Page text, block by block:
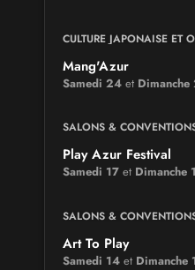
CULTURE JAPONAISE ET
Mang'Azur
Samedi 24 et
SALONS &
Play Azur Festival
Samedi 17 et
SALONS &
Art To Play
Samedi 14 et